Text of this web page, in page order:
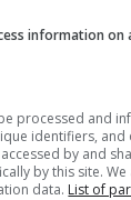
information on
processed and
identifiers, and
by and
by this site.
data. List of